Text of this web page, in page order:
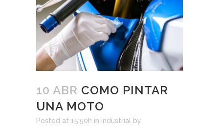
10 ABR COMO PINTAR
UNA MOTO
Posted at 15:50h in Industrial by